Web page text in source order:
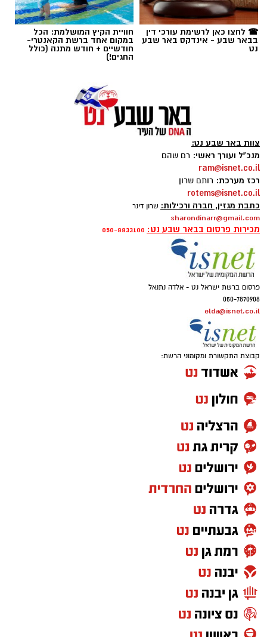
קרדיט: רמ"י
המדינה, בהובלת החטיבה לשמירה על הקרקע
ברשות מקרקעי ישראל (רמ"י), מחדשת בימים אלה
את עבודות הנטיעה באזור ואדי ענים שבנגב.
הפעילות, המבוצעת בפועל על ידי קק"ל ומאובטחת
על ידי משטרת ישראל, מקיפה שטח עצום של
כ-6,000 דונם – פי שניים בקירוב משטחה של העיר
גבעתיים. העבודות מתבצעות כחלק מפעילות
רציפה ועקבית המתקיימת מזה למעלה משלושה
עשורים במטרה להגן על קרקעות המדינה באזור
הדרום.
ברשות מקרקעי ישראל מדגישים כי אסטרטגיית
הנטיעות הוכחה לאורך השנים ככלי יעיל במיוחד
לשמירה על הקרקעות. מטרתו המרכזית של
המבצע הנוכחי היא למנוע פלישות לשטחים
פתוחים, לעצור עיבודים חקלאיים בלתי מורשים
ולבלום ניסיונות לבנייה לא חוקית. בנוסף, הנטיעות
מסייעות בהגנה על תשתיות לאומיות עתידיות
במרחב, ובראשן שמירה הרמטית על התוואי
המיועד להרחבת כביש 6 לכיוון דרום.
שירה תם, מנהלת החטיבה לשמירה על הקרקע
ברשות מקרקעי ישראל, התייחסה לתחילת
העבודות וציינה כי הרשות תמשיך לפעול כנאמן
☎ לחצו כאן לרשימת עורכי דין
בבאר שבע - אינדקס באר שבע
נט
חוויית הקיץ המושלמת: הכל
במקום אחד ברשת הקאנטרי-
חודשיים + חודש מתנה (כולל
החגים!)
צוות באר שבע נט:
מנכ"ל ועורך ראשי: רם שהם
ram@isnet.co.il
רכז מערכת: רותם שרון
rotems@isnet.co.il
כתבת מגזין, חברה ורכילות: שרון דינר
sharondinarr@gmail.com
מכירות פרסום בבאר שבע נט: 050-8833100
פרסום ברשת ישראל נט - אלדה נתנאל
050-7870908
elda@isnet.co.il
קבוצת התקשורת ומקומוני הרשת: